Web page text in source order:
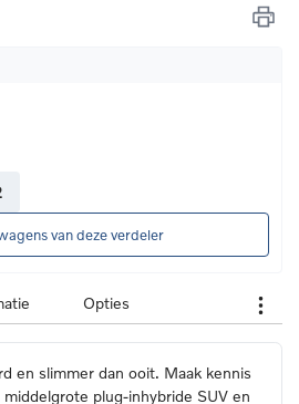
van deze verdeler
Opties
en slimmer dan ooit. Maak kennis
plug-inhybride SUV en